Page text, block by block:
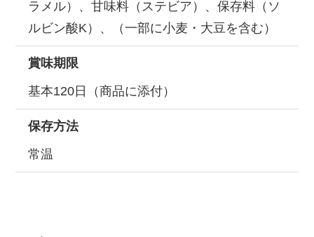
ラメル）、甘味料（ステビア）、保存料（ソ
ルビン酸K）、（一部に小麦・大豆を含む）
賞味期限
基本120日（商品に添付）
保存方法
常温